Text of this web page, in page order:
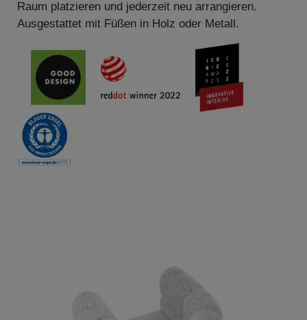
Raum platzieren und jederzeit neu arrangieren.
Ausgestattet mit Füßen in Holz oder Metall.